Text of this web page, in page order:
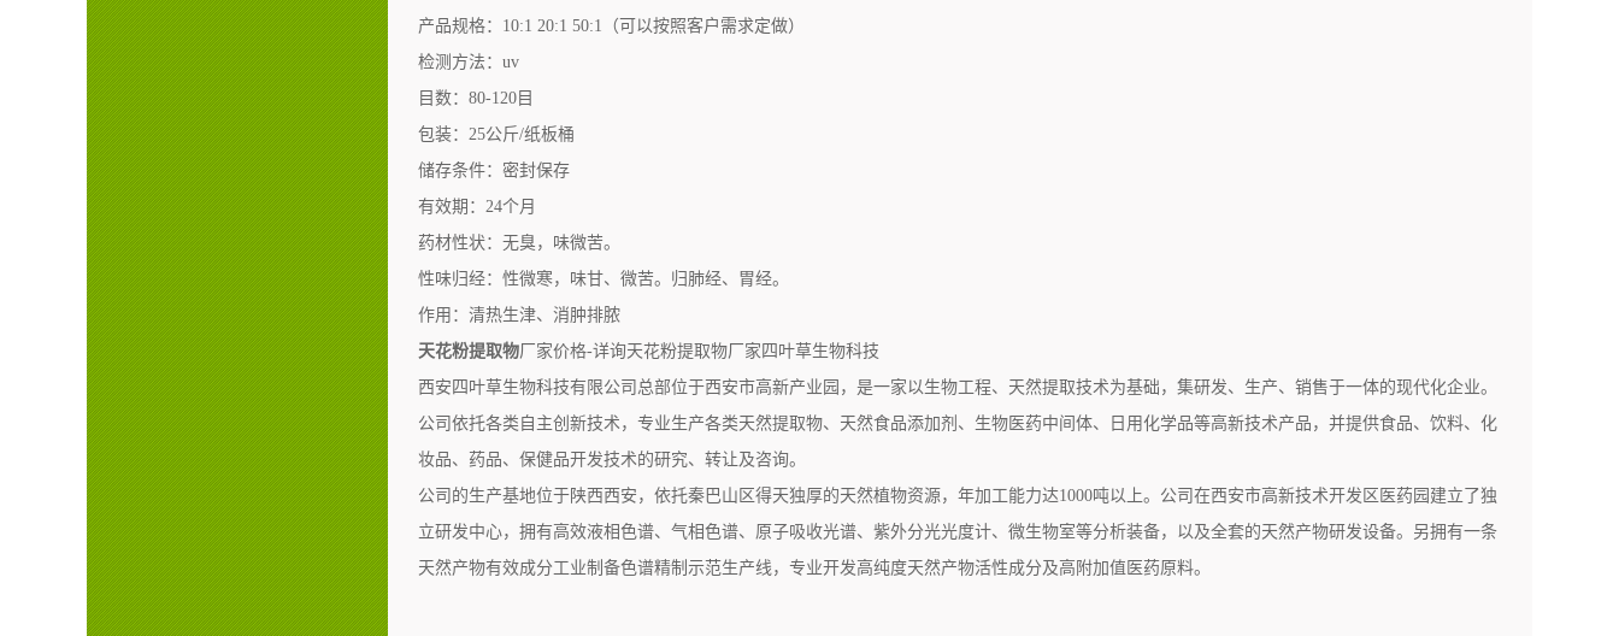
产品规格：10:1 20:1 50:1（可以按照客户需求定做）
检测方法：uv
目数：80-120目
包装：25公斤/纸板桶
储存条件：密封保存
有效期：24个月
药材性状：无臭，味微苦。
性味归经：性微寒，味甘、微苦。归肺经、胃经。
作用：清热生津、消肿排脓
天花粉提取物厂家价格-详询天花粉提取物厂家四叶草生物科技
西安四叶草生物科技有限公司总部位于西安市高新产业园，是一家以生物工程、天然提取技术为基础，集研发、生产、销售于一体的现代化企业。
公司依托各类自主创新技术，专业生产各类天然提取物、天然食品添加剂、生物医药中间体、日用化学品等高新技术产品，并提供食品、饮料、化
妆品、药品、保健品开发技术的研究、转让及咨询。
公司的生产基地位于陕西西安，依托秦巴山区得天独厚的天然植物资源，年加工能力达1000吨以上。公司在西安市高新技术开发区医药园建立了独
立研发中心，拥有高效液相色谱、气相色谱、原子吸收光谱、紫外分光光度计、微生物室等分析装备，以及全套的天然产物研发设备。另拥有一条
天然产物有效成分工业制备色谱精制示范生产线，专业开发高纯度天然产物活性成分及高附加值医药原料。